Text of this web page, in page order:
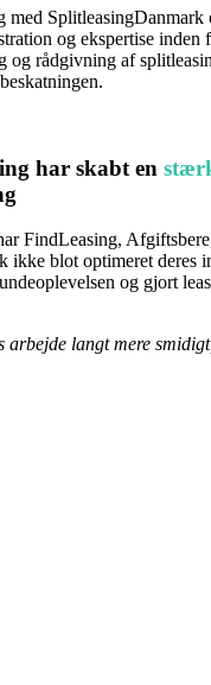
SplitleasingDanmark
og ekspertise inden
og rådgivning af
har skabt en
FindLeasing,
ikke blot optimeret deres
og gjort
arbejde langt mere